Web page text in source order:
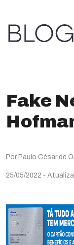
Fake
Por Paulo César de
25/05/2022 -